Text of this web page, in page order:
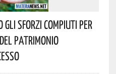
Gli Sforzi Compiuti Per
Patrimonio